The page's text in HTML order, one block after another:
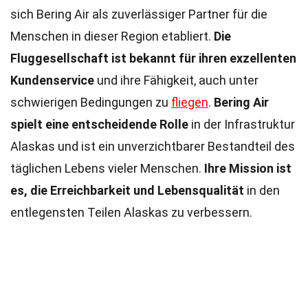
sich Bering Air als zuverlässiger Partner für die
Menschen in dieser Region etabliert. Die
Fluggesellschaft ist bekannt für ihren exzellenten
Kundenservice und ihre Fähigkeit, auch unter
schwierigen Bedingungen zu fliegen. Bering Air
spielt eine entscheidende Rolle in der Infrastruktur
Alaskas und ist ein unverzichtbarer Bestandteil des
täglichen Lebens vieler Menschen. Ihre Mission ist
es, die Erreichbarkeit und Lebensqualität in den
entlegensten Teilen Alaskas zu verbessern.